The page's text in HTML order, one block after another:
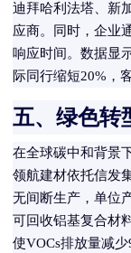
迪拜哈利法塔、新
应商。同时，企业
响应时间。数据显
际同行缩短20%，
五、绿色转
在全球碳中和背景
领航建材依托信发
无间断生产，单位
可回收铝基复合材
使VOCs排放量减